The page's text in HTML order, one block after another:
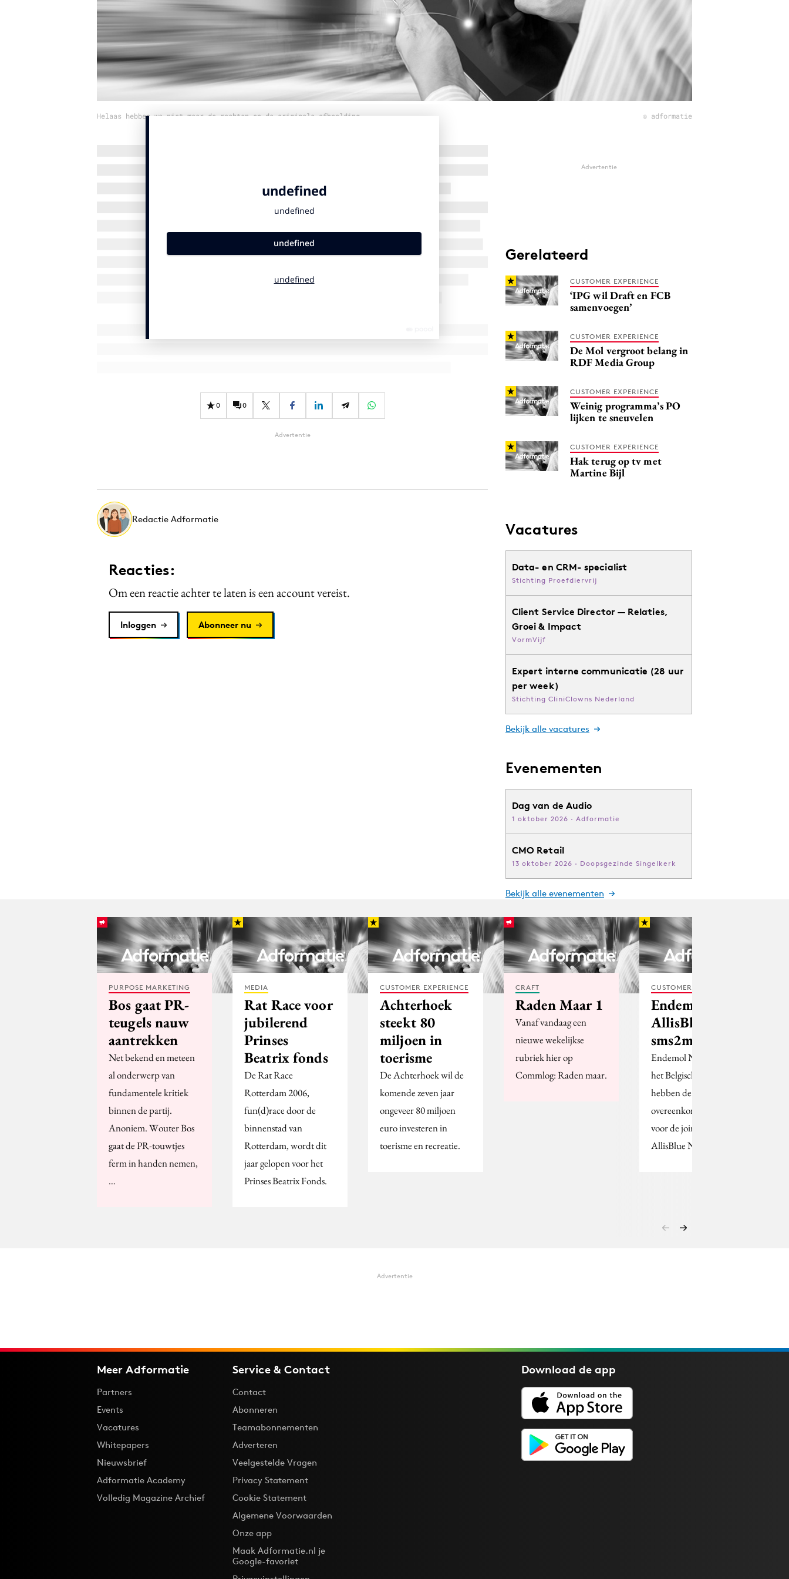
Helaas hebben we niet meer de rechten op de originele afbeelding © adformatie
0 0
Advertentie
Redactie Adformatie
Reacties:
Om een reactie achter te laten is een account vereist.
Inloggen Abonneer nu
Advertentie
Gerelateerd
CUSTOMER EXPERIENCE
‘IPG wil Draft en FCB
samenvoegen’
CUSTOMER EXPERIENCE
De Mol vergroot belang in
RDF Media Group
CUSTOMER EXPERIENCE
Weinig programma’s PO
lijken te sneuvelen
CUSTOMER EXPERIENCE
Hak terug op tv met
Martine Bijl
Vacatures
Data- en CRM- specialist
Stichting Proefdiervrij
Client Service Director — Relaties,
Groei & Impact
VormVijf
Expert interne communicatie (28 uur
per week)
Stichting CliniClowns Nederland
Bekijk alle vacatures
Evenementen
Dag van de Audio
1 oktober 2026 · Adformatie
CMO Retail
13 oktober 2026 · Doopsgezinde Singelkerk
Bekijk alle evenementen
PURPOSE MARKETING
Bos gaat PR-
teugels nauw
aantrekken
Net bekend en meteen
al onderwerp van
fundamentele kritiek
binnen de partij.
Anoniem. Wouter Bos
gaat de PR-touwtjes
ferm in handen nemen,
…
MEDIA
Rat Race voor
jubilerend
Prinses
Beatrix fonds
De Rat Race
Rotterdam 2006,
fun(d)race door de
binnenstad van
Rotterdam, wordt dit
jaar gelopen voor het
Prinses Beatrix Fonds.
CUSTOMER EXPERIENCE
Achterhoek
steekt 80
miljoen in
toerisme
De Achterhoek wil de
komende zeven jaar
ongeveer 80 miljoen
euro investeren in
toerisme en recreatie.
CRAFT
Raden Maar 1
Vanaf vandaag een
nieuwe wekelijkse
rubriek hier op
Commlog: Raden maar.
CUSTOMER EXPERIENCE
Endemol met
AllisBlue in
sms2mail
Endemol Nederland en
het Belgische AllisBlue
hebben de definitieve
overeenkomst getekend
voor de joint venture
AllisBlue Nederland.
Advertentie
Meer Adformatie
Partners
Events
Vacatures
Whitepapers
Nieuwsbrief
Adformatie Academy
Volledig Magazine Archief
Service & Contact
Contact
Abonneren
Teamabonnementen
Adverteren
Veelgestelde Vragen
Privacy Statement
Cookie Statement
Algemene Voorwaarden
Onze app
Maak Adformatie.nl je
Google-favoriet
Download deapp